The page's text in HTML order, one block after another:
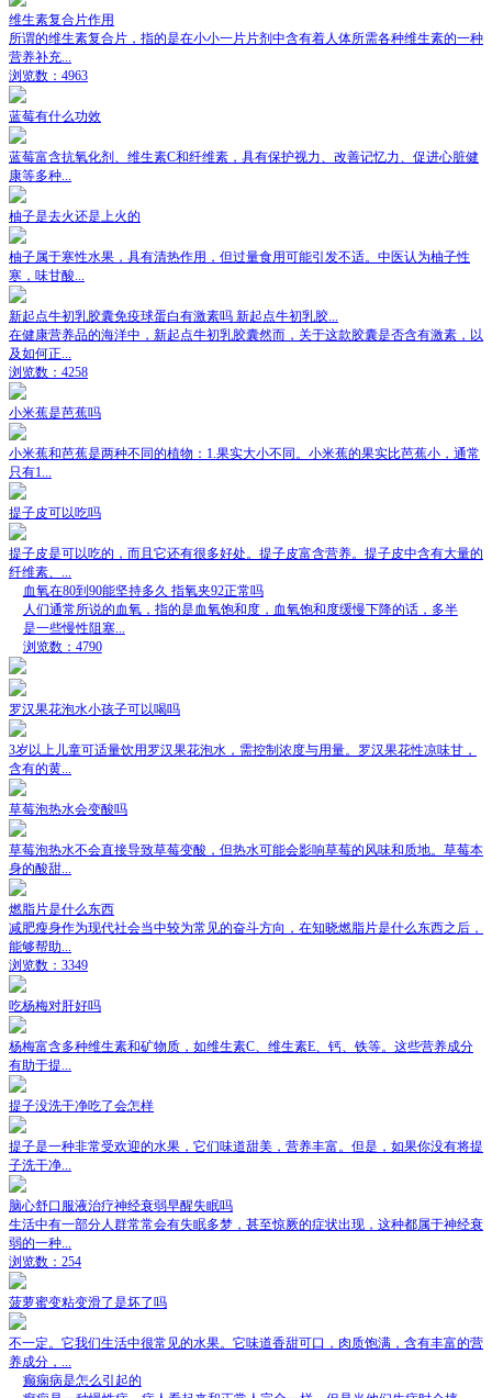
维生素复合片作用
所谓的维生素复合片，指的是在小小一片片剂中含有着人体所需各种维生素的一种
营养补充...
浏览数：4963
蓝莓有什么功效
蓝莓富含抗氧化剂、维生素C和纤维素，具有保护视力、改善记忆力、促进心脏健
康等多种...
柚子是去火还是上火的
柚子属于寒性水果，具有清热作用，但过量食用可能引发不适。中医认为柚子性
寒，味甘酸...
新起点牛初乳胶囊免疫球蛋白有激素吗 新起点牛初乳胶...
在健康营养品的海洋中，新起点牛初乳胶囊然而，关于这款胶囊是否含有激素，以
及如何正...
浏览数：4258
小米蕉是芭蕉吗
小米蕉和芭蕉是两种不同的植物：1.果实大小不同。小米蕉的果实比芭蕉小，通常
只有1...
提子皮可以吃吗
提子皮是可以吃的，而且它还有很多好处。提子皮富含营养。提子皮中含有大量的
纤维素、...
血氧在80到90能坚持多久 指氧夹92正常吗
人们通常所说的血氧，指的是血氧饱和度，血氧饱和度缓慢下降的话，多半
是一些慢性阻塞...
浏览数：4790
罗汉果花泡水小孩子可以喝吗
3岁以上儿童可适量饮用罗汉果花泡水，需控制浓度与用量。罗汉果花性凉味甘，
含有的黄...
草莓泡热水会变酸吗
草莓泡热水不会直接导致草莓变酸，但热水可能会影响草莓的风味和质地。草莓本
身的酸甜...
燃脂片是什么东西
减肥瘦身作为现代社会当中较为常见的奋斗方向，在知晓燃脂片是什么东西之后，
能够帮助...
浏览数：3349
吃杨梅对肝好吗
杨梅富含多种维生素和矿物质，如维生素C、维生素E、钙、铁等。这些营养成分
有助于提...
提子没洗干净吃了会怎样
提子是一种非常受欢迎的水果，它们味道甜美，营养丰富。但是，如果你没有将提
子洗干净...
脑心舒口服液治疗神经衰弱早醒失眠吗
生活中有一部分人群常常会有失眠多梦，甚至惊厥的症状出现，这种都属于神经衰
弱的一种...
浏览数：254
菠萝蜜变粘变滑了是坏了吗
不一定。它我们生活中很常见的水果。它味道香甜可口，肉质饱满，含有丰富的营
养成分，...
癫痫病是怎么引起的